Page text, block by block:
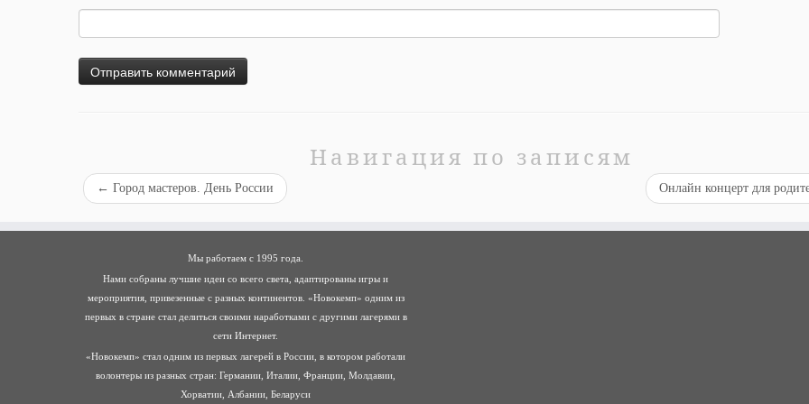
Навигация по записям
← Город мастеров. День России Онлайн концерт для
Мы работаем с 1995 года.
Нами собраны лучшие идеи со всего света, адаптированы игры и
мероприятия, привезенные с разных континентов. «Новокемп» одним из
первых в стране стал делиться своими наработками с другими лагерями в
сети Интернет.
«Новокемп» стал одним из первых лагерей в России, в котором работали
волонтеры из разных стран: Германии, Италии, Франции, Молдавии,
Хорватии, Албании, Беларуси